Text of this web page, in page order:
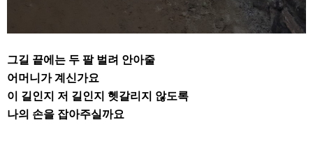
그길 끝에는 두 팔 벌려 안아줄
어머니가 계신가요
이 길인지 저 길인지 헷갈리지 않도록
나의 손을 잡아주실까요